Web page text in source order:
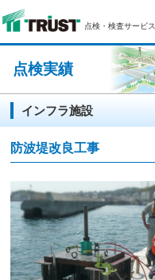
点検・検査サービス
点検実績
インフラ施設
防波堤改良工事